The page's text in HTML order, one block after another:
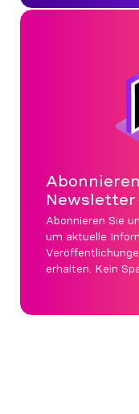
Abonnieren Sie
um aktuelle
erhalten. Kein